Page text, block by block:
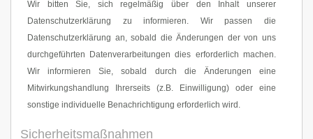
Wir bitten Sie, sich regelmäßig über den Inhalt unserer
Datenschutzerklärung zu informieren. Wir passen die
Datenschutzerklärung an, sobald die Änderungen der von uns
durchgeführten Datenverarbeitungen dies erforderlich machen.
Wir informieren Sie, sobald durch die Änderungen eine
Mitwirkungshandlung Ihrerseits (z.B. Einwilligung) oder eine
sonstige individuelle Benachrichtigung erforderlich wird.
Sicherheitsmaßnahmen